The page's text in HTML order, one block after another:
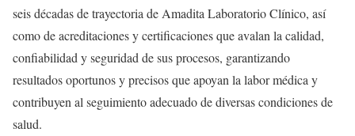
seis décadas de trayectoria de Amadita Laboratorio Clínico, así
como de acreditaciones y certificaciones que avalan la calidad,
confiabilidad y seguridad de sus procesos, garantizando
resultados oportunos y precisos que apoyan la labor médica y
contribuyen al seguimiento adecuado de diversas condiciones de
salud.